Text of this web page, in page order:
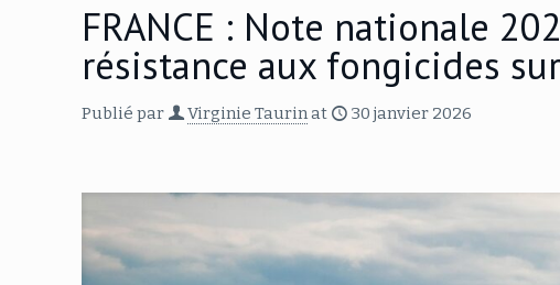
FRANCE : Note nationale
résistance aux fongicides
Publié par Virginie Taurin at 30 janvier 2026